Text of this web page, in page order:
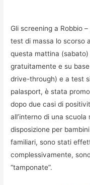
Gli screening a Robbio
test di massa lo scorso
questa mattina
gratuitamente e su
drive-through) e a test
palasport, è stata
dopo due casi di
all’interno di una
disposizione per
familiari, sono stati
complessivamente,
“tamponate”.